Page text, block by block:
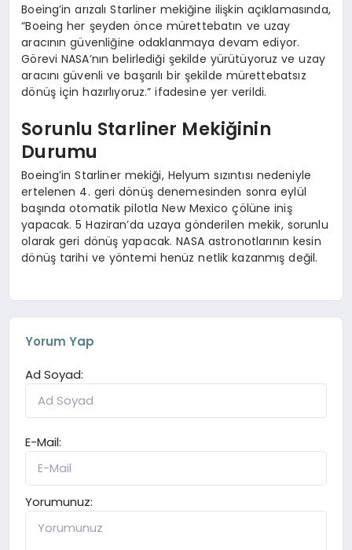
Boeing’in arızalı Starliner mekiğine ilişkin açıklamasında,
“Boeing her şeyden önce mürettebatın ve uzay
aracının güvenliğine odaklanmaya devam ediyor.
Görevi NASA’nın belirlediği şekilde yürütüyoruz ve uzay
aracını güvenli ve başarılı bir şekilde mürettebatsız
dönüş için hazırlıyoruz.” ifadesine yer verildi.
Sorunlu Starliner Mekiğinin
Durumu
Boeing’in Starliner mekiği, Helyum sızıntısı nedeniyle
ertelenen 4. geri dönüş denemesinden sonra eylül
başında otomatik pilotla New Mexico çölüne iniş
yapacak. 5 Haziran’da uzaya gönderilen mekik, sorunlu
olarak geri dönüş yapacak. NASA astronotlarının kesin
dönüş tarihi ve yöntemi henüz netlik kazanmış değil.
Yorum Yap
Ad Soyad:
E-Mail:
Yorumunuz: